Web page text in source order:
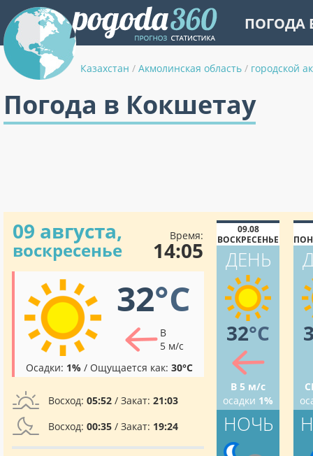
ПОГОДА
Казахстан / Акмолинская область / городской
Погода в Кокшетау
09 августа,
воскресенье
Время:
14:05
32°C
В
5 м/с
Осадки: 1% / Ощущается как: 30°C
Восход: 05:52 / Закат: 21:03
Восход: 00:35 / Закат: 19:24
09.08
ВОСКРЕСЕНЬЕ
ДЕНЬ
32°C
В 5 м/с
осадки 1%
НОЧЬ